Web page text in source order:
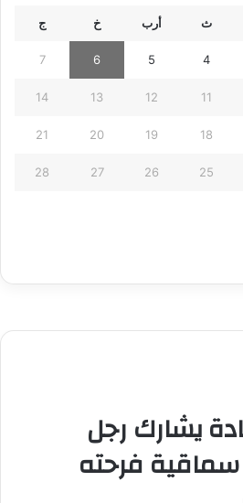
ث أرب خ ج
4
5
6
7
11
12
13
14
18
19
20
21
25
26
27
28